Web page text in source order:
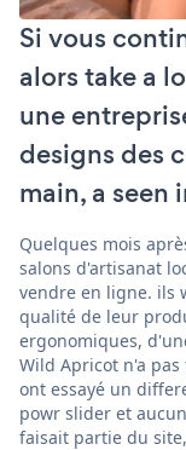
Si vous
alors take a
une
designs des
main, a seen
Quelques mois
salons d'artisanat
vendre en ligne. ils
qualité de leur
ergonomiques,
Wild Apricot n'a
ont essayé un
powr slider et
faisait partie du